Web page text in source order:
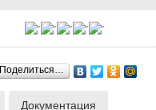
Поделиться…
Документация